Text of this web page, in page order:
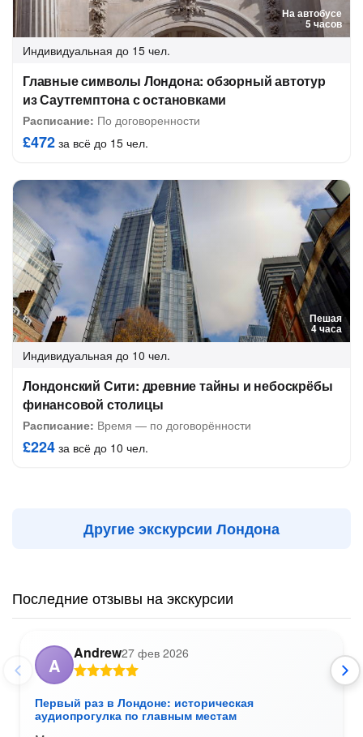
На автобусе
5 часов
Индивидуальная до 15 чел.
Главные символы Лондона: обзорный автотур
из Саутгемптона с остановками
Расписание: По договоренности
£472 за всё до 15 чел.
Пешая
4 часа
Индивидуальная до 10 чел.
Лондонский Сити: древние тайны и небоскрёбы
финансовой столицы
Расписание: Время — по договорённости
£224 за всё до 10 чел.
Другие экскурсии Лондона
Последние отзывы на экскурсии
A
Andrew27 фев 2026
Первый раз в Лондоне: историческая
аудиопрогулка по главным местам